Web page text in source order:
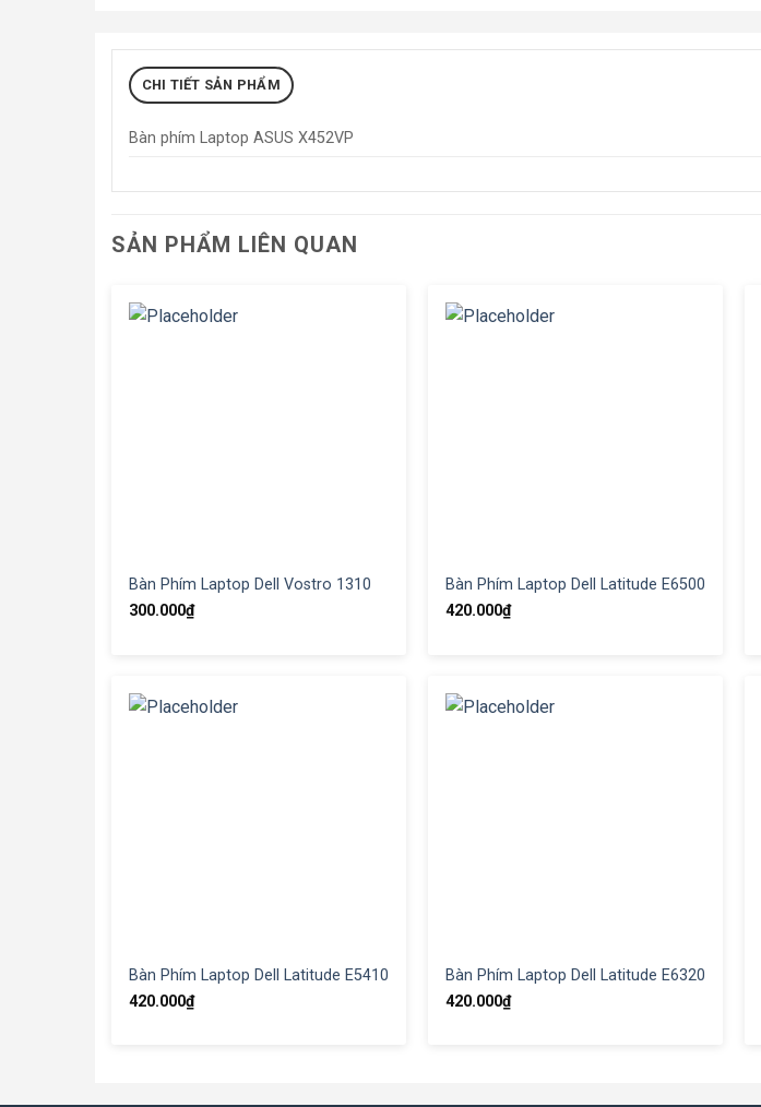
CHI TIẾT SẢN PHẨM
Bàn phím Laptop ASUS X452VP
SẢN PHẨM LIÊN QUAN
Bàn Phím Laptop Dell Vostro 1310
300.000₫
Bàn Phím Laptop Dell Latitude E6500
420.000₫
Bàn Phím Laptop Dell Latitude E5410
420.000₫
Bàn Phím Laptop Dell Latitude E6320
420.000₫